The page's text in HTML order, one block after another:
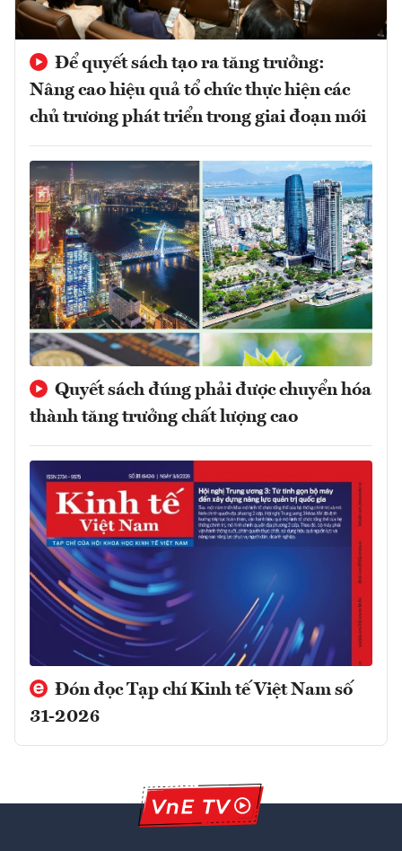
Để quyết sách tạo ra tăng trưởng:
Nâng cao hiệu quả tổ chức thực hiện các
chủ trương phát triển trong giai đoạn mới
Quyết sách đúng phải được chuyển hóa
thành tăng trưởng chất lượng cao
Đón đọc Tạp chí Kinh tế Việt Nam số
31-2026